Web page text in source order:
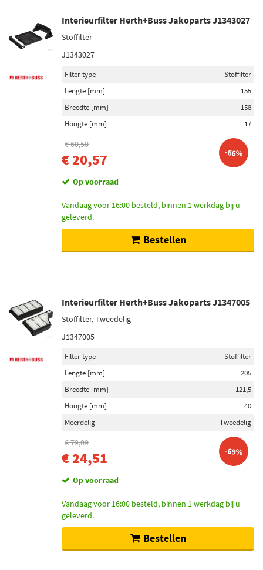
Interieurfilter Herth+Buss Jakoparts J1343027
Stoffilter
J1343027
Filter type
Stoffilter
Lengte [mm]
155
Breedte [mm]
158
Hoogte [mm]
17
€ 60,50
€ 20,57 -66%
Op voorraad
Vandaag voor 16:00 besteld, binnen 1 werkdag bij u
geleverd.
Bestellen
Interieurfilter Herth+Buss Jakoparts J1347005
Stoffilter, Tweedelig
J1347005
Filter type
Stoffilter
Lengte [mm]
205
Breedte [mm]
121,5
Hoogte [mm]
40
Meerdelig
Tweedelig
€ 79,09
€ 24,51 -69%
Op voorraad
Vandaag voor 16:00 besteld, binnen 1 werkdag bij u
geleverd.
Bestellen